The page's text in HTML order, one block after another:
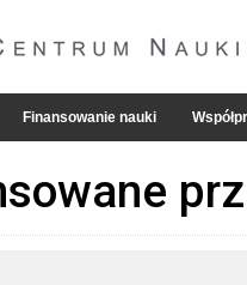
Finansowanie nauki